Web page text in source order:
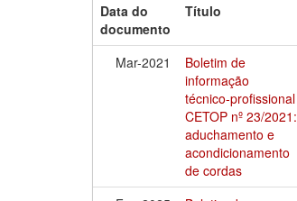
Data do
documento
Título
Mar-2021
Boletim de
informação
técnico-profissional
CETOP nº 23/2021:
aduchamento e
acondicionamento
de cordas